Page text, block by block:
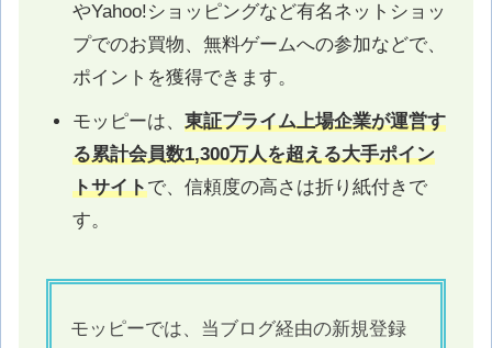
やYahoo!ショッピングなど有名ネットショッ
プでのお買物、無料ゲームへの参加などで、
ポイントを獲得できます。
モッピーは、 東証プライム上場企業が運営す
る累計会員数1,300万人を超える大手ポイン
トサイトで、信頼度の高さは折り紙付きで
す。
モッピーでは、当ブログ経由の新規登録